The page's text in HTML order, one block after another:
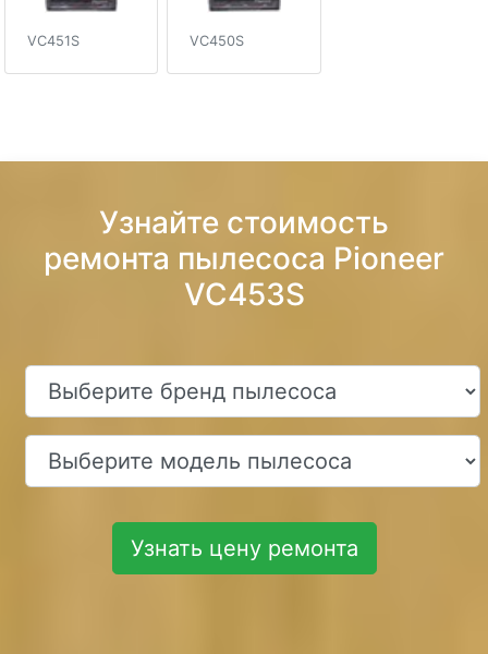
VC451S VC450S
Узнайте стоимость
ремонта пылесоса Pioneer
VC453S
Узнать цену ремонта